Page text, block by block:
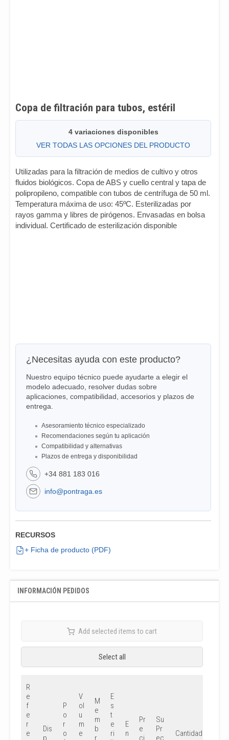
Copa de filtración para tubos, estéril
4 variaciones disponibles
VER TODAS LAS OPCIONES DEL PRODUCTO
Utilizadas para la filtración de medios de cultivo y otros
fluidos biológicos. Copa de ABS y cuello central y tapa de
polipropileno, compatible con tubos de centrífuga de 50 ml.
Temperatura máxima de uso: 45ºC. Esterilizadas por
rayos gamma y libres de pirógenos. Envasadas en bolsa
individual. Certificado de esterilización disponible
¿Necesitas ayuda con este producto?
Nuestro equipo técnico puede ayudarte a elegir el
modelo adecuado, resolver dudas sobre
aplicaciones, compatibilidad, accesorios y plazos de
entrega.
Asesoramiento técnico especializado
Recomendaciones según tu aplicación
Compatibilidad y alternativas
Plazos de entrega y disponibilidad
+34 881 183 016
info@pontraga.es
RECURSOS
+ Ficha de producto (PDF)
INFORMACIÓN PEDIDOS
Add selected items to cart
Select all
R
e
f
e
r
e
Dis
p.
P
o
r
o
V
ol
u
m
e
M
e
m
b
r
E
s
t
e
ri
E
n
Pr
e
ci
Su
Pr
ec
Cantidad